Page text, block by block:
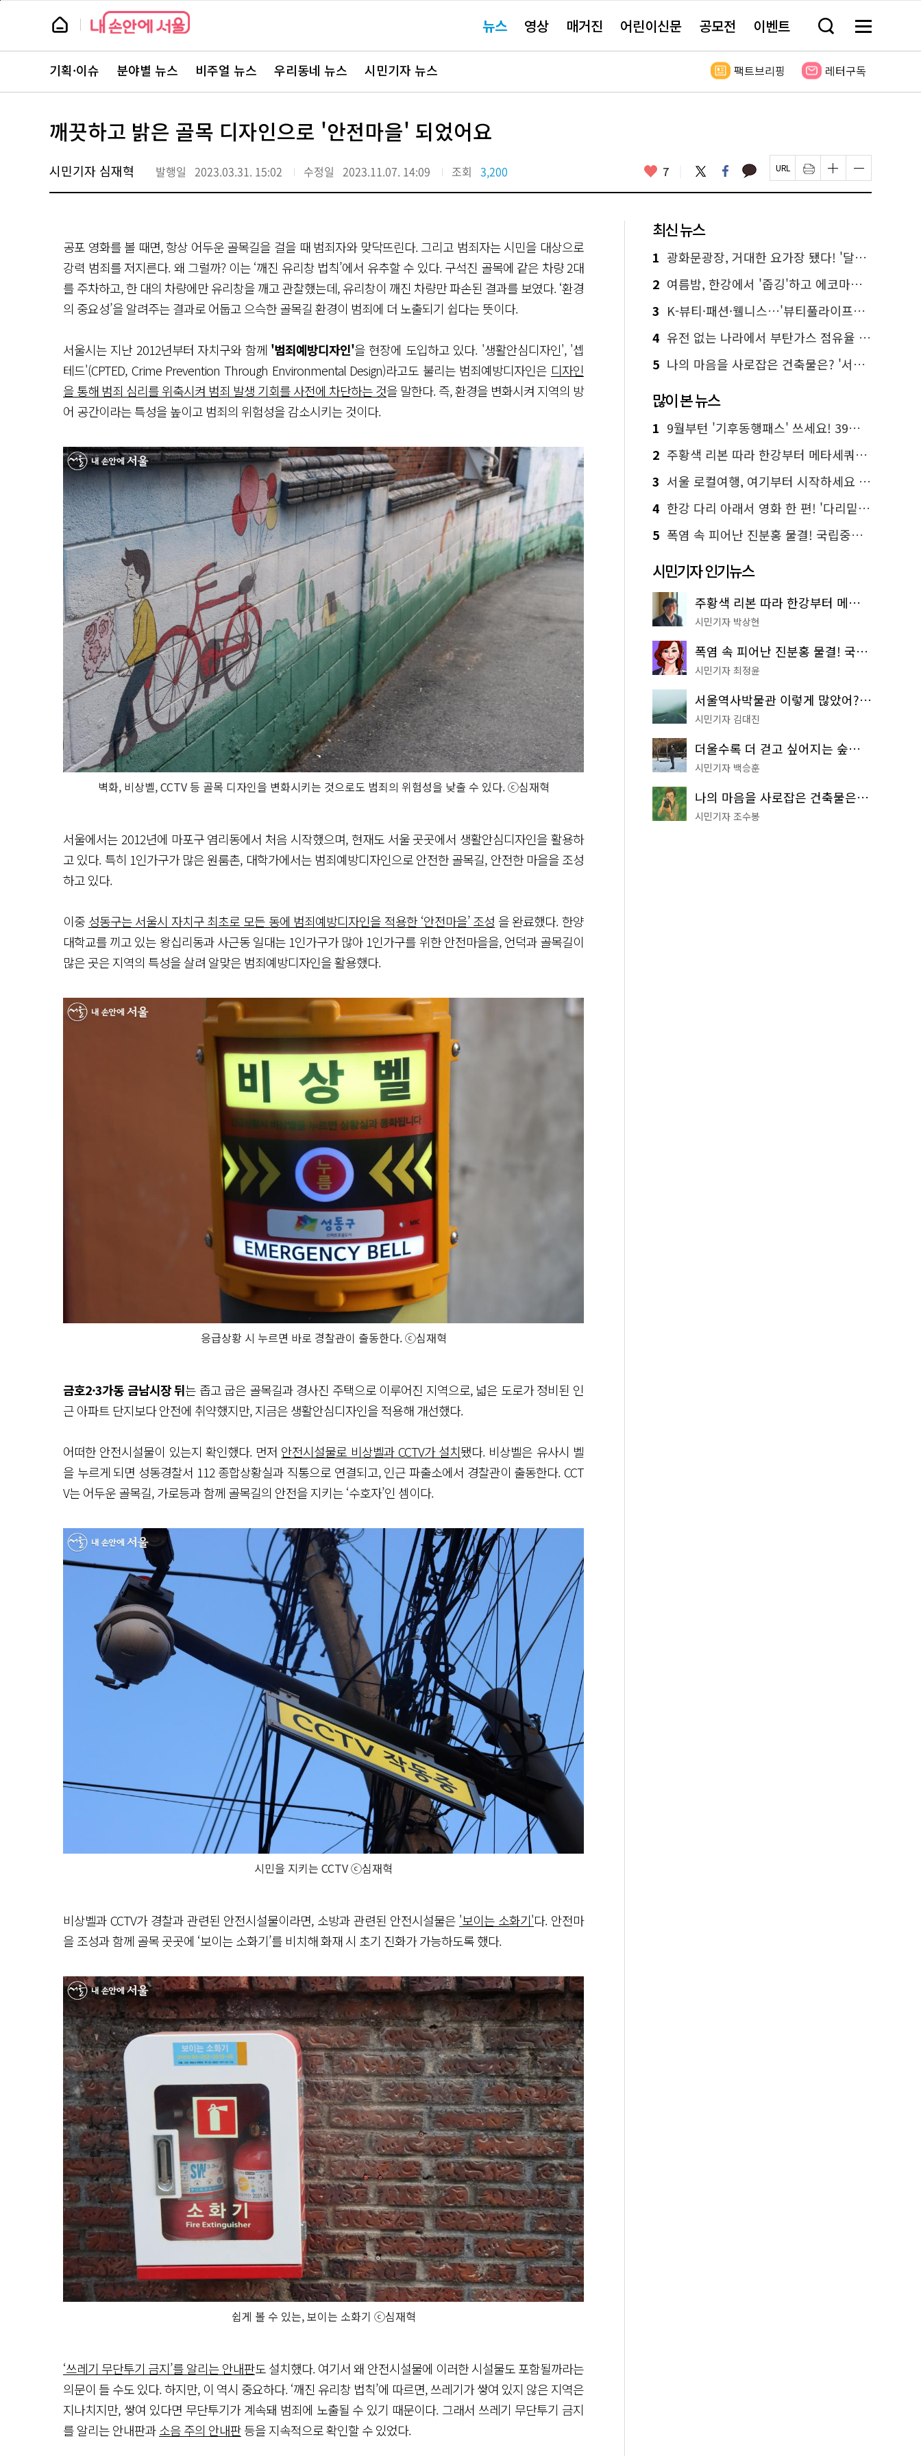
본
뉴
스 요뉴스 영상 매거진 어린이신문 공모전 이벤트 검
창
기
메
전
보
뉴
스
주
서
바
로
기획·이슈 분야별 뉴스 비주얼 뉴스 우리동네 뉴스 시민기자 뉴스 팩트브리핑 레터구독
깨끗하고 밝은 골목 디자인으로 '안전마을' 되었어요
시민기자 심재혁 발행일 2023.03.31. 15:02 수정일 2023.11.07. 14:09 조회 3,200 좋
요
7 트
위
터
페
이
스
카
카 페
이
지
인
쇄
하
글
자
크
하
기
글
자
크
하
공포 영화를 볼 때면, 항상 어두운 골목길을 걸을 때 범죄자와 맞닥뜨린다. 그리고 범죄자는 시민을 대상으로
강력 범죄를 저지른다. 왜 그럴까? 이는 ‘깨진 유리창 법칙’에서 유추할 수 있다. 구석진 골목에 같은 차량 2대
를 주차하고, 한 대의 차량에만 유리창을 깨고 관찰했는데, 유리창이 깨진 차량만 파손된 결과를 보였다. ‘환경
의 중요성’을 알려주는 결과로 어둡고 으슥한 골목길 환경이 범죄에 더 노출되기 쉽다는 뜻이다.
서울시는 지난 2012년부터 자치구와 함께 '범죄예방디자인'을 현장에 도입하고 있다. '생활안심디자인', '셉
테드'(CPTED, Crime Prevention Through Environmental Design)라고도 불리는 범죄예방디자인은 디자인
을 통해 범죄 심리를 위축시켜 범죄 발생 기회를 사전에 차단하는 것을 말한다. 즉, 환경을 변화시켜 지역의 방
어 공간이라는 특성을 높이고 범죄의 위험성을 감소시키는 것이다.
벽화, 비상벨, CCTV 등 골목 디자인을 변화시키는 것으로도 범죄의 위험성을 낮출 수 있다. ⓒ심재혁
서울에서는 2012년에 마포구 염리동에서 처음 시작했으며, 현재도 서울 곳곳에서 생활안심디자인을 활용하
고 있다. 특히 1인가구가 많은 원룸촌, 대학가에서는 범죄예방디자인으로 안전한 골목길, 안전한 마을을 조성
하고 있다.
이중 성동구는 서울시 자치구 최초로 모든 동에 범죄예방디자인을 적용한 ‘안전마을’ 조성 을 완료했다. 한양
대학교를 끼고 있는 왕십리동과 사근동 일대는 1인가구가 많아 1인가구를 위한 안전마을을, 언덕과 골목길이
많은 곳은 지역의 특성을 살려 알맞은 범죄예방디자인을 활용했다.
응급상황 시 누르면 바로 경찰관이 출동한다. ⓒ심재혁
금호2·3가동 금남시장 뒤는 좁고 굽은 골목길과 경사진 주택으로 이루어진 지역으로, 넓은 도로가 정비된 인
근 아파트 단지보다 안전에 취약했지만, 지금은 생활안심디자인을 적용해 개선했다.
어떠한 안전시설물이 있는지 확인했다. 먼저 안전시설물로 비상벨과 CCTV가 설치됐다. 비상벨은 유사시 벨
을 누르게 되면 성동경찰서 112 종합상황실과 직통으로 연결되고, 인근 파출소에서 경찰관이 출동한다. CCT
V는 어두운 골목길, 가로등과 함께 골목길의 안전을 지키는 ‘수호자’인 셈이다.
시민을 지키는 CCTV ⓒ심재혁
비상벨과 CCTV가 경찰과 관련된 안전시설물이라면, 소방과 관련된 안전시설물은 '보이는 소화기'다. 안전마
을 조성과 함께 골목 곳곳에 ‘보이는 소화기’를 비치해 화재 시 초기 진화가 가능하도록 했다.
쉽게 볼 수 있는, 보이는 소화기 ⓒ심재혁
‘쓰레기 무단투기 금지’를 알리는 안내판도 설치했다. 여기서 왜 안전시설물에 이러한 시설물도 포함될까라는
의문이 들 수도 있다. 하지만, 이 역시 중요하다. ‘깨진 유리창 법칙’에 따르면, 쓰레기가 쌓여 있지 않은 지역은
지나치지만, 쌓여 있다면 무단투기가 계속돼 범죄에 노출될 수 있기 때문이다. 그래서 쓰레기 무단투기 금지
를 알리는 안내판과소음 주의 안내판등을 지속적으로 확인할 수 있었다.
최신 뉴스
1 광화문광장, 거대한 요가장 됐다! '달빛요가'와 함께한 여름밤 힐링
2 여름밤, 한강에서 '줍깅'하고 에코마일리지도 줍줍!
3 K-뷰티·패션·웰니스…'뷰티풀라이프인서울' 6일부터 사전 예약
4 유전 없는 나라에서 부탄가스 점유율 1위 가능? Yes, I 'CAN'
5 나의 마음을 사로잡은 건축물은? '서울시 건축상' 수상작 공개!
많이 본 뉴스
1 9월부턴 '기후동행패스' 쓰세요! 39세까지 청년 혜택
2 주황색 리본 따라 한강부터 메타세쿼이아 숲길까지…서울둘레길 15코스
3 서울 로컬여행, 여기부터 시작하세요 '서울에디션25'
4 한강 다리 아래서 영화 한 편! '다리밑 영화관' 무료 상영
5 폭염 속 피어난 진분홍 물결! 국립중앙박물관 배롱나무 명소
시민기자 인기뉴스
주황색 리본 따라 한강부터 메타세쿼이아 숲길까지…서울둘레길 15코스
시민기자 박상현
폭염 속 피어난 진분홍 물결! 국립중앙박물관 배롱나무 명소
시민기자 최정윤
서울역사박물관 이렇게 많았어? 주말마다 한 곳씩 떠나는 역사 산책
시민기자 김대진
더울수록 더 걷고 싶어지는 숲길! 서울둘레길 '아차산 코스'
시민기자 백승훈
나의 마음을 사로잡은 건축물은? '서울시 건축상' 수상작 공개!
시민기자 조수봉
페